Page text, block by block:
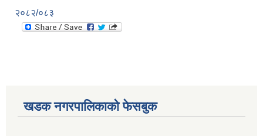
२०८२/०८३
खडक नगरपालिकाको फेसबुक